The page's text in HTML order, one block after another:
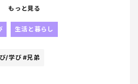
、、。
くないかなぁ。なんて悩んだ
備やら、全てやるべき事が終
？？
もっと見る
生活と暮らし
/学び #兄弟